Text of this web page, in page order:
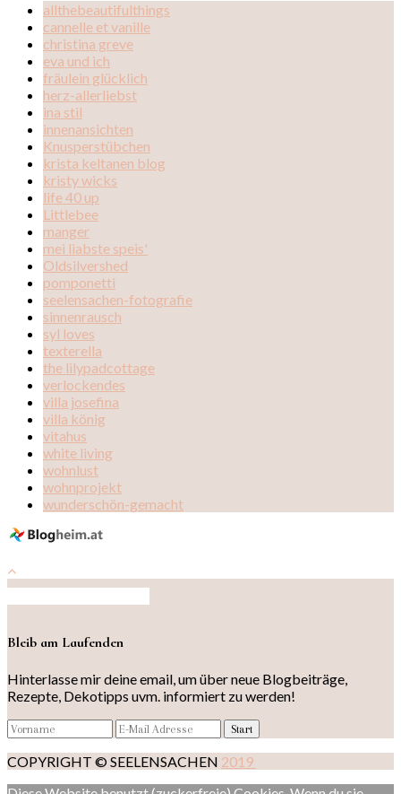
allthebeautifulthings
cannelle et vanille
christina greve
eva und ich
fräulein glücklich
herz-allerliebst
ina stil
innenansichten
Knusperstübchen
krista keltanen blog
kristy wicks
life 40 up
Littlebee
manger
mei liabste speis'
Oldsilvershed
pomponetti
seelensachen-fotografie
sinnenrausch
syl loves
texterella
the lilypadcottage
verlockendes
villa josefina
villa könig
vitahus
white living
wohnlust
wohnprojekt
wunderschön-gemacht
Bleib am Laufenden
Hinterlasse mir deine email, um über neue Blogbeiträge,
Rezepte, Dekotipps uvm. informiert zu werden!
COPYRIGHT © SEELENSACHEN 2019